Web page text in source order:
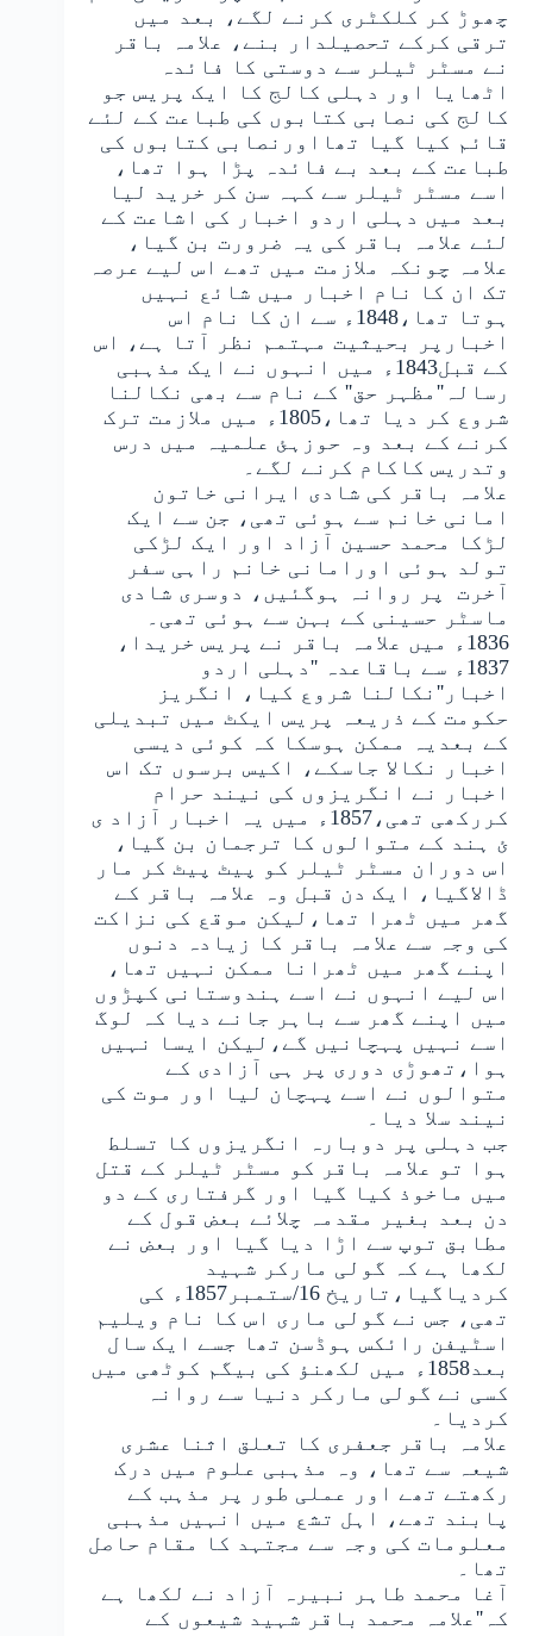
چھوڑ کر کلکٹری کرنے لگے، بعد میں
ترقی کرکے تحصیلدار بنے، علامہ باقر
نے مسٹر ٹیلر سے دوستی کا فائدہ
اٹھایا اور دہلی کالج کا ایک پریس جو
کالج کی نصابی کتابوں کی طباعت کے لئے
قائم کیا گیا تھااورنصابی کتابوں کی
طباعت کے بعد بے فائدہ پڑا ہوا تھا،
اسے مسٹر ٹیلر سے کہہ سن کر خرید لیا
بعد میں دہلی اردو اخبار کی اشاعت کے
لئے علامہ باقر کی یہ ضرورت بن گیا،
علامہ چونکہ ملازمت میں تھے اس لیے عرصہ
تک ان کا نام اخبار میں شائع نہیں
ہوتا تھا،1848ء سے ان کا نام اس
اخبارپر بحیثیت مہتمم نظر آتا ہے، اس
کے قبل1843ء میں انہوں نے ایک مذہبی
رسالہ''مظہر حق'' کے نام سے بھی نکالنا
شروع کر دیا تھا،1805ء میں ملازمت ترک
کرنے کے بعد وہ حوزہئ علمیہ میں درس
وتدریس کاکام کرنے لگے۔
علامہ باقر کی شادی ایرانی خاتون
امانی خانم سے ہوئی تھی، جن سے ایک
لڑکا محمد حسین آزاد اور ایک لڑکی
تولد ہوئی اورامانی خانم راہی سفر
آخرت پر روانہ ہوگئیں، دوسری شادی
ماسٹر حسینی کے بہن سے ہوئی تھی۔
1836ء میں علامہ باقر نے پریس خریدا،
1837ء سے باقاعدہ ''دہلی اردو
اخبار''نکالنا شروع کیا، انگریز
حکومت کے ذریعہ پریس ایکٹ میں تبدیلی
کے بعدیہ ممکن ہوسکا کہ کوئی دیسی
اخبار نکالا جاسکے، اکیس برسوں تک اس
اخبار نے انگریزوں کی نیند حرام
کررکھی تھی،1857ء میں یہ اخبار آزاد ی
ئ ہند کے متوالوں کا ترجمان بن گیا،
اس دوران مسٹر ٹیلر کو پیٹ پیٹ کر مار
ڈالاگیا، ایک دن قبل وہ علامہ باقر کے
گھر میں ٹھرا تھا،لیکن موقع کی نزاکت
کی وجہ سے علامہ باقر کا زیادہ دنوں
اپنے گھر میں ٹھرانا ممکن نہیں تھا،
اس لیے انہوں نے اسے ہندوستانی کپڑوں
میں اپنے گھر سے باہر جانے دیا کہ لوگ
اسے نہیں پہچانیں گے،لیکن ایسا نہیں
ہوا،تھوڑی دوری پر ہی آزادی کے
متوالوں نے اسے پہچان لیا اور موت کی
نیند سلا دیا۔
جب دہلی پر دوبارہ انگریزوں کا تسلط
ہوا تو علامہ باقر کو مسٹر ٹیلر کے قتل
میں ماخوذ کیا گیا اور گرفتاری کے دو
دن بعد بغیر مقدمہ چلائے بعض قول کے
مطابق توپ سے اڑا دیا گیا اور بعض نے
لکھا ہے کہ گولی مارکر شہید
کردیاگیا،تاریخ 16/ستمبر1857ء کی
تھی، جس نے گولی ماری اس کا نام ویلیم
اسٹیفن رائکس ہوڈسن تھا جسے ایک سال
بعد1858ء میں لکھنؤ کی بیگم کوٹھی میں
کسی نے گولی مارکر دنیا سے روانہ
کردیا۔
علامہ باقر جعفری کا تعلق اثنا عشری
شیعہ سے تھا، وہ مذہبی علوم میں درک
رکھتے تھے اور عملی طور پر مذہب کے
پابند تھے، اہل تشع میں انہیں مذہبی
معلومات کی وجہ سے مجتہد کا مقام حاصل
تھا۔
آغا محمد طاہر نبیرہ آزاد نے لکھا ہے
کہ''علامہ محمد باقر شہید شیعوں کے